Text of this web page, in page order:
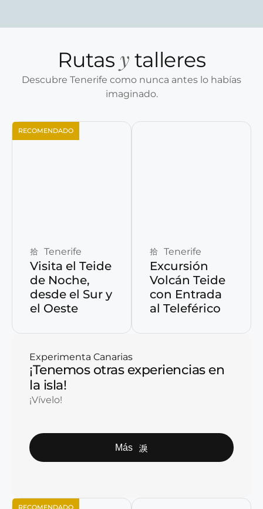
Rutas y talleres
Descubre Tenerife como nunca antes lo habías
imaginado.
RECOMENDADO
Tenerife
Visita el Teide
de Noche,
desde el Sur y
el Oeste
Tenerife
Excursión
Volcán Teide
con Entrada
al Teleférico
Experimenta Canarias
¡Tenemos otras experiencias en
la isla!
¡Vívelo!
Más
RECOMENDADO